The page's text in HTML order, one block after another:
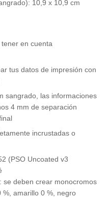
10,9 x 10,9 cm
en cuenta
tus datos de impresión con
sangrado, las informaciones
4 mm de separación
incrustadas o
(PSO Uncoated v3
se deben crear monocromos
%, amarillo 0 %, negro